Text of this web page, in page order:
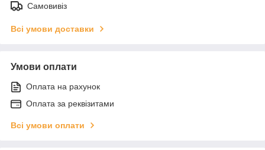
Самовивіз
Всі умови доставки
Умови оплати
Оплата на рахунок
Оплата за реквізитами
Всі умови оплати